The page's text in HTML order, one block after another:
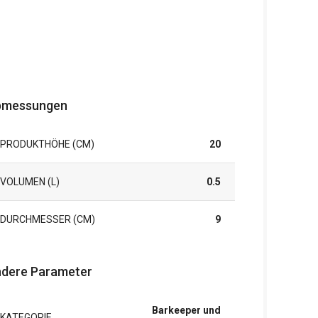
PRODUKTHÖHE (CM) 20
VOLUMEN (L) 0.5
DURCHMESSER (CM) 9
Parameter
Barkeeper und